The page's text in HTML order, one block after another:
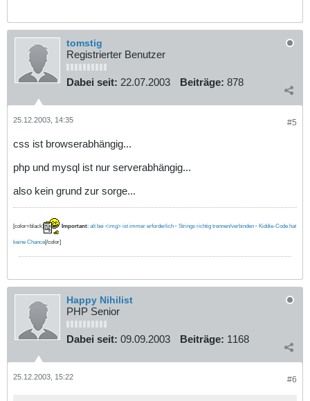
tomstig
Registrierter Benutzer
Dabei seit: 22.07.2003 Beiträge: 878
#5
25.12.2003, 14:35
css ist browserabhängig...
php und mysql ist nur serverabhängig...
also kein grund zur sorge...
[color=black] Important: alt bei <img> ist immer erforderlich · Strings richtig trennen/verbinden · Kiddie-Code hat
keine Chance[/color]
Happy Nihilist
PHP Senior
Dabei seit: 09.09.2003 Beiträge: 1168
#6
25.12.2003, 15:22